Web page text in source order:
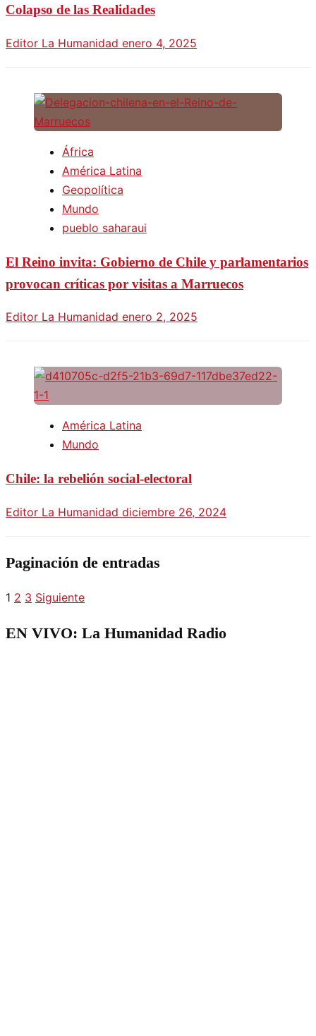
Colapso de las Realidades
Editor La Humanidad enero 4, 2025
África
América Latina
Geopolítica
Mundo
pueblo saharaui
El Reino invita: Gobierno de Chile y parlamentarios
provocan críticas por visitas a Marruecos
Editor La Humanidad enero 2, 2025
América Latina
Mundo
Chile: la rebelión social-electoral
Editor La Humanidad diciembre 26, 2024
Paginación de entradas
1 2 3 Siguiente
EN VIVO: La Humanidad Radio